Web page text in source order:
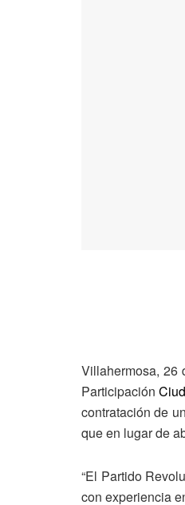
Villahermosa, 26
Participación
contratación de
que en lugar de
“El Partido
con experiencia